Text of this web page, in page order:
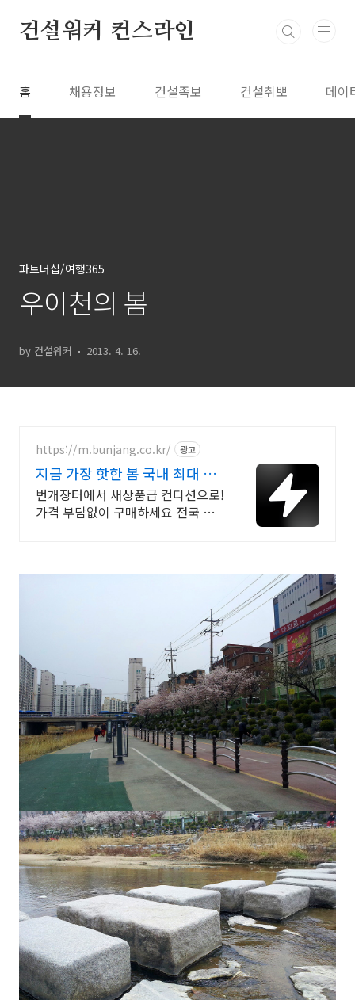
건설워커 컨스라인
홈 채용정보 건설족보 건설취뽀 데이
파트너십/여행365
우이천의 봄
by 건설워커 2013. 4. 16.
https://m.bunjang.co.kr/ 광고
지금 가장 핫한 봄 국내 최대 브
랜드 중고거래
번개장터에서 새상품급 컨디션으로!
가격 부담없이 구매하세요 전국 각